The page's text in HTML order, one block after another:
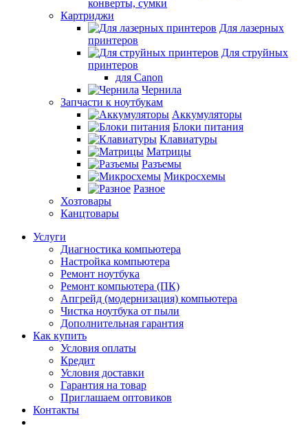
конверты, сумки
Картриджи
Для лазерных
принтеров
Для струйных
принтеров
для Canon
Чернила
Запчасти к ноутбукам
Аккумуляторы
Блоки питания
Клавиатуры
Матрицы
Разъемы
Микросхемы
Разное
Хозтовары
Канцтовары
Услуги
Диагностика компьютера
Настройка компьютера
Ремонт ноутбука
Ремонт компьютера (ПК)
Апгрейд (модернизация) компьютера
Чистка ноутбука от пыли
Дополнительная гарантия
Как купить
Условия оплаты
Кредит
Условия доставки
Гарантия на товар
Приглашаем оптовиков
Контакты